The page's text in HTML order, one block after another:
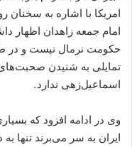
امریکا با اشاره به
امام جمعه زاهدان اظهار
حکومت نرمال نیست و در
تمایلی به شنیدن
اسماعیل‌زهی ندارد.
وی در ادامه افزود که
ایران به سر می‌برند تنها